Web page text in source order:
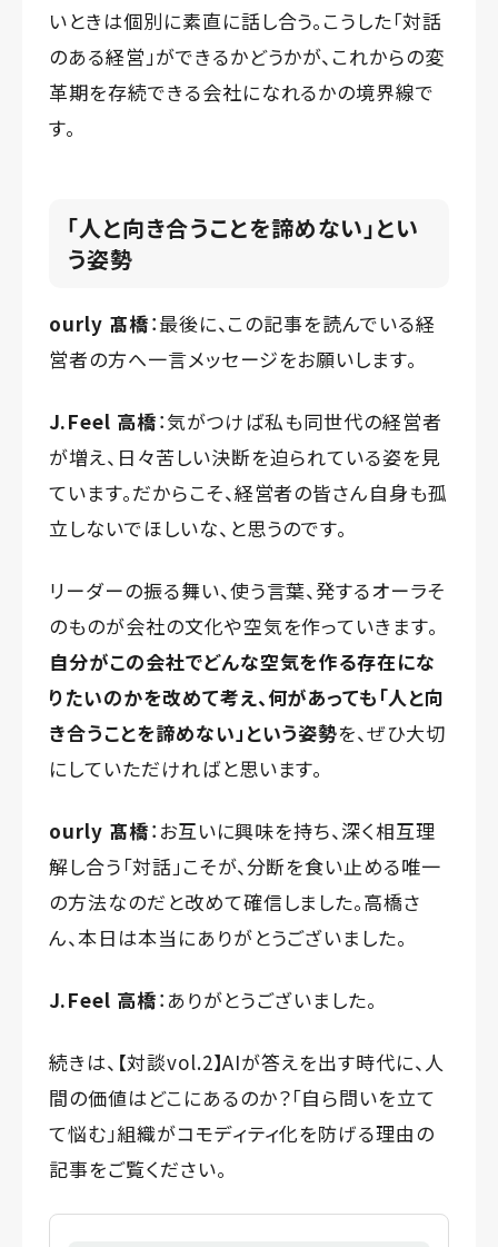
いときは個別に素直に話し合う。こうした「対話
のある経営」ができるかどうかが、これからの変
革期を存続できる会社になれるかの境界線で
す。
「人と向き合うことを諦めない」とい
う姿勢
ourly 髙橋：最後に、この記事を読んでいる経
営者の方へ一言メッセージをお願いします。
J.Feel 高橋：気がつけば私も同世代の経営者
が増え、日々苦しい決断を迫られている姿を見
ています。だからこそ、経営者の皆さん自身も孤
立しないでほしいな、と思うのです。
リーダーの振る舞い、使う言葉、発するオーラそ
のものが会社の文化や空気を作っていきます。
自分がこの会社でどんな空気を作る存在にな
りたいのかを改めて考え、何があっても「人と向
き合うことを諦めない」という姿勢を、ぜひ大切
にしていただければと思います。
ourly 髙橋：お互いに興味を持ち、深く相互理
解し合う「対話」こそが、分断を食い止める唯一
の方法なのだと改めて確信しました。高橋さ
ん、本日は本当にありがとうございました。
J.Feel 高橋：ありがとうございました。
続きは、 【対談vol.2】AIが答えを出す時代に、人
間の価値はどこにあるのか？「自ら問いを立て
て悩む」組織がコモディティ化を防げる理由の
記事をご覧ください。